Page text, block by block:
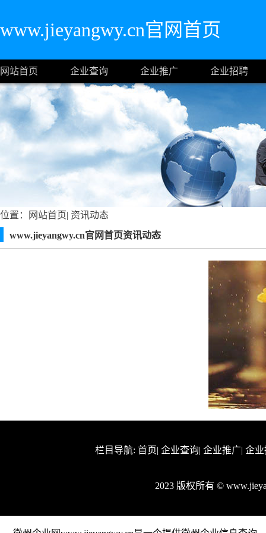
www.jieyangwy.cn官网首页
网站首页 企业查询 企业推广 企业招聘
位置： 网站首页| 资讯动态
www.jieyangwy.cn官网首页资讯动态
栏目导航: 首页| 企业查询| 企业推广| 企
2023 版权所有 ©